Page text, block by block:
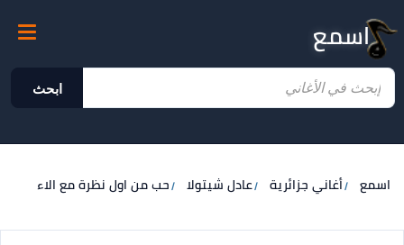
اسمع
ابحث
اسمع أغاني جزائرية عادل شيتولا حب من اول نظرة مع الاء